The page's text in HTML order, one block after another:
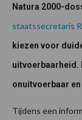
Natura 2000-
staatssecretaris
kiezen voor
uitvoerbaarheid.
onuitvoerbaar
Tijdens een